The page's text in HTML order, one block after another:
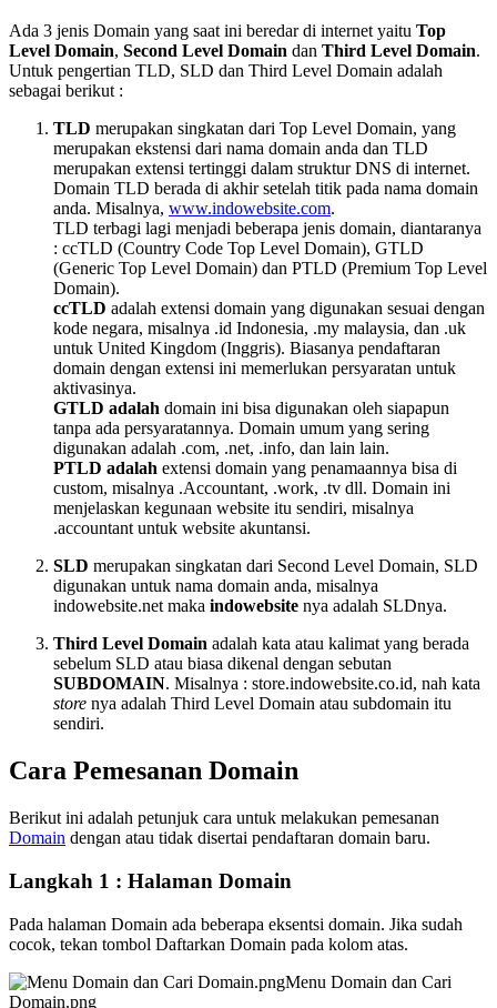
Ada 3 jenis Domain yang saat ini beredar di internet yaitu Top
Level Domain, Second Level Domain dan Third Level Domain.
Untuk pengertian TLD, SLD dan Third Level Domain adalah
sebagai berikut :
TLD merupakan singkatan dari Top Level Domain, yang
merupakan ekstensi dari nama domain anda dan TLD
merupakan extensi tertinggi dalam struktur DNS di internet.
Domain TLD berada di akhir setelah titik pada nama domain
anda. Misalnya, www.indowebsite.com.
TLD terbagi lagi menjadi beberapa jenis domain, diantaranya
: ccTLD (Country Code Top Level Domain), GTLD
(Generic Top Level Domain) dan PTLD (Premium Top Level
Domain).
ccTLD adalah extensi domain yang digunakan sesuai dengan
kode negara, misalnya .id Indonesia, .my malaysia, dan .uk
untuk United Kingdom (Inggris). Biasanya pendaftaran
domain dengan extensi ini memerlukan persyaratan untuk
aktivasinya.
GTLD adalah domain ini bisa digunakan oleh siapapun
tanpa ada persyaratannya. Domain umum yang sering
digunakan adalah .com, .net, .info, dan lain lain.
PTLD adalah extensi domain yang penamaannya bisa di
custom, misalnya .Accountant, .work, .tv dll. Domain ini
menjelaskan kegunaan website itu sendiri, misalnya
.accountant untuk website akuntansi.
SLD merupakan singkatan dari Second Level Domain, SLD
digunakan untuk nama domain anda, misalnya
indowebsite.net maka indowebsite nya adalah SLDnya.
Third Level Domain adalah kata atau kalimat yang berada
sebelum SLD atau biasa dikenal dengan sebutan
SUBDOMAIN. Misalnya : store.indowebsite.co.id, nah kata
store nya adalah Third Level Domain atau subdomain itu
sendiri.
Cara Pemesanan Domain
Berikut ini adalah petunjuk cara untuk melakukan pemesanan
Domain dengan atau tidak disertai pendaftaran domain baru.
Langkah 1 : Halaman Domain
Pada halaman Domain ada beberapa eksentsi domain. Jika sudah
cocok, tekan tombol Daftarkan Domain pada kolom atas.
Menu Domain dan Cari
Domain.png